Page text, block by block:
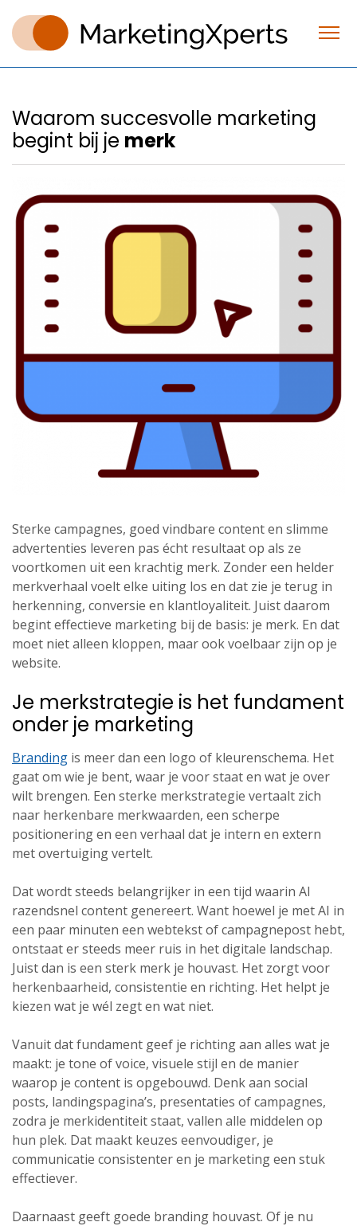
Waarom succesvolle marketing
begint bij je merk
Sterke campagnes, goed vindbare content en slimme
advertenties leveren pas écht resultaat op als ze
voortkomen uit een krachtig merk. Zonder een helder
merkverhaal voelt elke uiting los en dat zie je terug in
herkenning, conversie en klantloyaliteit. Juist daarom
begint effectieve marketing bij de basis: je merk. En dat
moet niet alleen kloppen, maar ook voelbaar zijn op je
website.
Je merkstrategie is het fundament
onder je marketing
Branding is meer dan een logo of kleurenschema. Het
gaat om wie je bent, waar je voor staat en wat je over
wilt brengen. Een sterke merkstrategie vertaalt zich
naar herkenbare merkwaarden, een scherpe
positionering en een verhaal dat je intern en extern
met overtuiging vertelt.
Dat wordt steeds belangrijker in een tijd waarin AI
razendsnel content genereert. Want hoewel je met AI in
een paar minuten een webtekst of campagnepost hebt,
ontstaat er steeds meer ruis in het digitale landschap.
Juist dan is een sterk merk je houvast. Het zorgt voor
herkenbaarheid, consistentie en richting. Het helpt je
kiezen wat je wél zegt en wat niet.
Vanuit dat fundament geef je richting aan alles wat je
maakt: je tone of voice, visuele stijl en de manier
waarop je content is opgebouwd. Denk aan social
posts, landingspagina’s, presentaties of campagnes,
zodra je merkidentiteit staat, vallen alle middelen op
hun plek. Dat maakt keuzes eenvoudiger, je
communicatie consistenter en je marketing een stuk
effectiever.
Daarnaast geeft goede branding houvast. Of je nu